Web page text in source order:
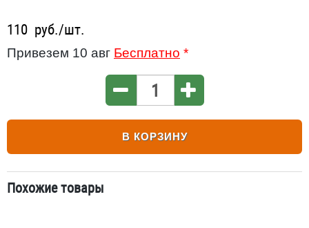
110 руб./шт.
Привезем 10 авг Бесплатно *
В КОРЗИНУ
Похожие товары